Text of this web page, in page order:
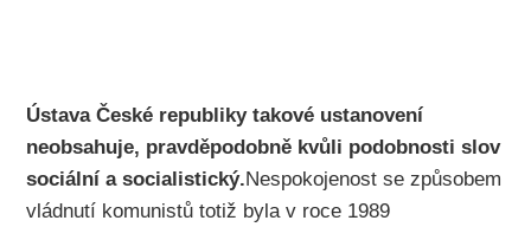
Ústava České republiky takové ustanovení
neobsahuje, pravděpodobně kvůli podobnosti slov
sociální a socialistický.Nespokojenost se způsobem
vládnutí komunistů totiž byla v roce 1989